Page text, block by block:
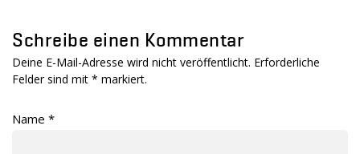
Schreibe einen Kommentar
Deine E-Mail-Adresse wird nicht veröffentlicht. Erforderliche
Felder sind mit * markiert.
Name *